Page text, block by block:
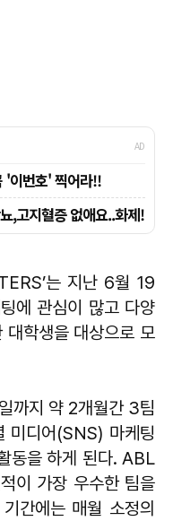
는 지난 6월 19
에 관심이 많고 다양
대학생을 대상으로 모
까지 약 2개월간 3팀
미디어(SNS) 마케팅
동을 하게 된다. ABL
이 가장 우수한 팀을
간에는 매월 소정의